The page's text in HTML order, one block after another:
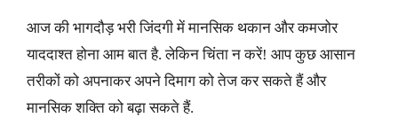
आज की भागदौड़ भरी जिंदगी में मानसिक थकान और कमजोर
याददाश्त होना आम बात है. लेकिन चिंता न करें! आप कुछ आसान
तरीकों को अपनाकर अपने दिमाग को तेज कर सकते हैं और
मानसिक शक्ति को बढ़ा सकते हैं.